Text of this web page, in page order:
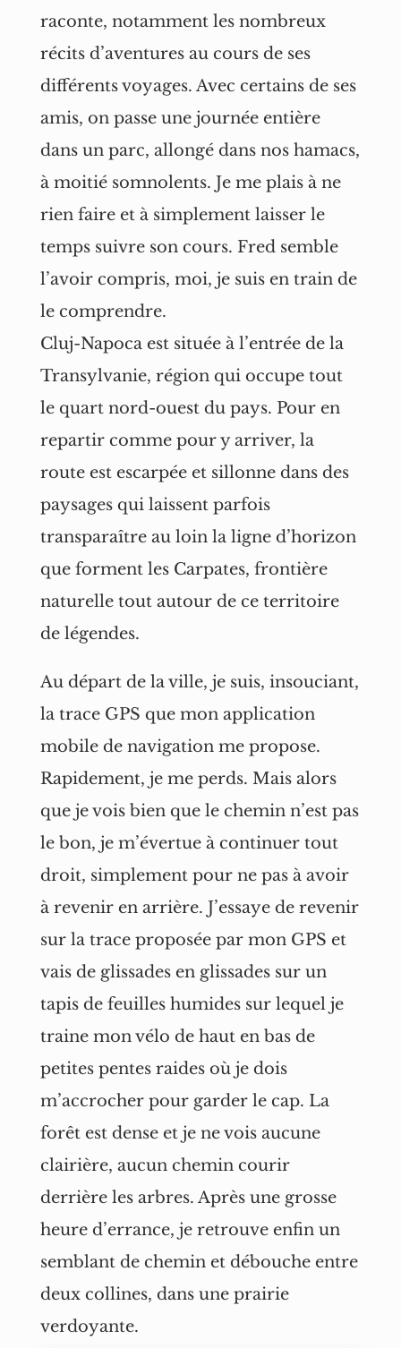
raconte, notamment les nombreux
récits d’aventures au cours de ses
différents voyages. Avec certains de ses
amis, on passe une journée entière
dans un parc, allongé dans nos hamacs,
à moitié somnolents. Je me plais à ne
rien faire et à simplement laisser le
temps suivre son cours. Fred semble
l’avoir compris, moi, je suis en train de
le comprendre.
Cluj-Napoca est située à l’entrée de la
Transylvanie, région qui occupe tout
le quart nord-ouest du pays. Pour en
repartir comme pour y arriver, la
route est escarpée et sillonne dans des
paysages qui laissent parfois
transparaître au loin la ligne d’horizon
que forment les Carpates, frontière
naturelle tout autour de ce territoire
de légendes.
Au départ de la ville, je suis, insouciant,
la trace GPS que mon application
mobile de navigation me propose.
Rapidement, je me perds. Mais alors
que je vois bien que le chemin n’est pas
le bon, je m’évertue à continuer tout
droit, simplement pour ne pas à avoir
à revenir en arrière. J’essaye de revenir
sur la trace proposée par mon GPS et
vais de glissades en glissades sur un
tapis de feuilles humides sur lequel je
traine mon vélo de haut en bas de
petites pentes raides où je dois
m’accrocher pour garder le cap. La
forêt est dense et je ne vois aucune
clairière, aucun chemin courir
derrière les arbres. Après une grosse
heure d’errance, je retrouve enfin un
semblant de chemin et débouche entre
deux collines, dans une prairie
verdoyante.